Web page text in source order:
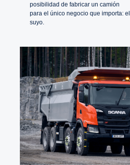
posibilidad de fabricar un camión
para el único negocio que importa: el
suyo.